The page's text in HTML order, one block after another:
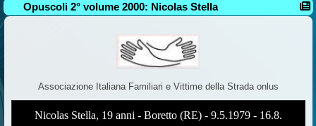
Opuscoli 2° volume 2000: Nicolas Stella
Associazione Italiana Familiari e Vittime della Strada onlus
Nicolas Stella, 19 anni - Boretto (RE) - 9.5.1979 - 16.8.